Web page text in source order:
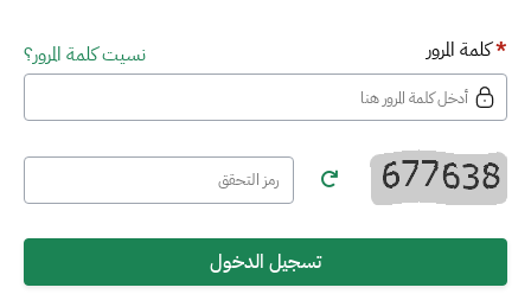
*كلمة المرور نسيت كلمة المرور؟
تسجيل الدخول